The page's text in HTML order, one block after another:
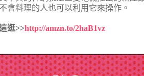
會料理的人也可以利用它來操作。
逛>>http://amzn.to/2haB1vz